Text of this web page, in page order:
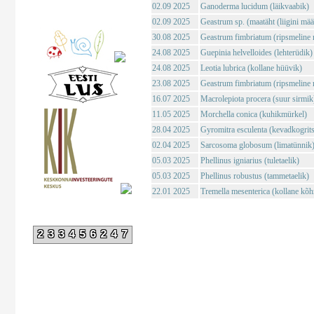
233456247
02.09 2025
Ganoderma lucidum (läikvaabik)
02.09 2025
Geastrum sp. (maatäht (liigini
30.08 2025
Geastrum fimbriatum (ripsmeline
24.08 2025
Guepinia helvelloides (lehterüdik)
24.08 2025
Leotia lubrica (kollane hüüvik)
23.08 2025
Geastrum fimbriatum (ripsmeline
16.07 2025
Macrolepiota procera (suur
11.05 2025
Morchella conica (kuhikmürkel)
28.04 2025
Gyromitra esculenta
02.04 2025
Sarcosoma globosum (limatünnik)
05.03 2025
Phellinus igniarius (tuletaelik)
05.03 2025
Phellinus robustus (tammetaelik)
22.01 2025
Tremella mesenterica (kollane